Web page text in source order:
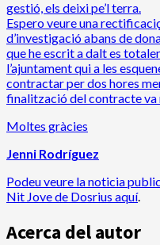
gestió, els deixi pe’l terra.
Espero veure una
d’investigació abans de
que he escrit a dalt es
l’ajuntament qui a les
contractar per dos hores
finalització del contracte va
Moltes gràcies
Jenni Rodríguez
Podeu veure la noticia
Nit Jove de Dosrius aquí.
Acerca del autor